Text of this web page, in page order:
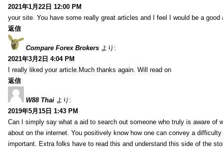
2021年1月22日 12:00 PM
your site. You have some really great articles and I feel I would be a good
返信
Compare Forex Brokers より:
2021年3月2日 4:04 PM
I really liked your article.Much thanks again. Will read on
返信
W88 Thai より:
2019年5月15日 1:43 PM
Can I simply say what a aid to search out someone who truly is aware of
about on the internet. You positively know how one can convey a
important. Extra folks have to read this and understand this side of the